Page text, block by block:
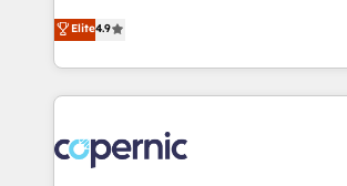
growth • Create content and videos that
buyers • Use AI to scale smarter Our coaching-led
lasts. So if you're ready to become the most trusted
voice in your market, let’s talk.
businesses. We go beyond implementation, shaping
the strategy, processes, and teams that
HubSpot into a genuine growth engine. Named
HubSpot's Global Partner of the Year
worldwide, and with over 15 years in the
Huble has built a track record that
Elite4.9